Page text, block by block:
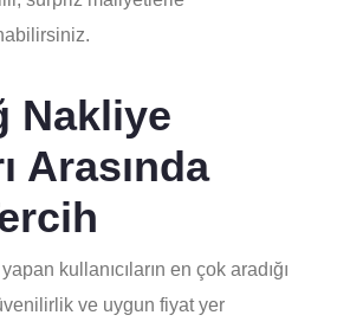
Nakliye
Arasında
kullanıcıların en çok aradığı
ve uygun fiyat yer